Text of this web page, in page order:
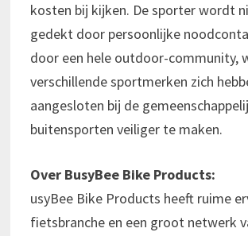
kosten bij kijken. De sporter wordt
gedekt door persoonlijke
door een hele outdoor-community,
verschillende sportmerken zich
aangesloten bij de
buitensporten veiliger te maken.
Over BusyBee Bike Products:
usyBee Bike Products heeft ruime
fietsbranche en een groot netwerk